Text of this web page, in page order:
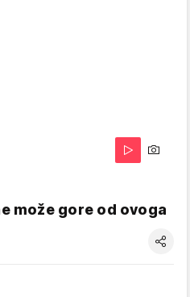
može gore od ovoga